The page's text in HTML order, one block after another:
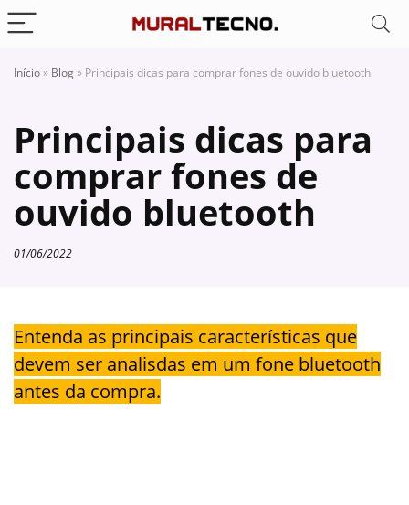
Início» Blog» Principais dicas para comprar fones de ouvido bluetooth
Principais dicas para
comprar fones de
ouvido bluetooth
01/06/2022
Entenda as principais características que
devem ser analisdas em um fone bluetooth
antes da compra.